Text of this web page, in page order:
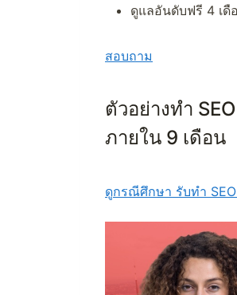
ดูแลอันดับฟรี 4 เดื
สอบถาม
ตัวอย่างทำ
ภายใน 9 เดือน
ดูกรณีศึกษา รับทำ